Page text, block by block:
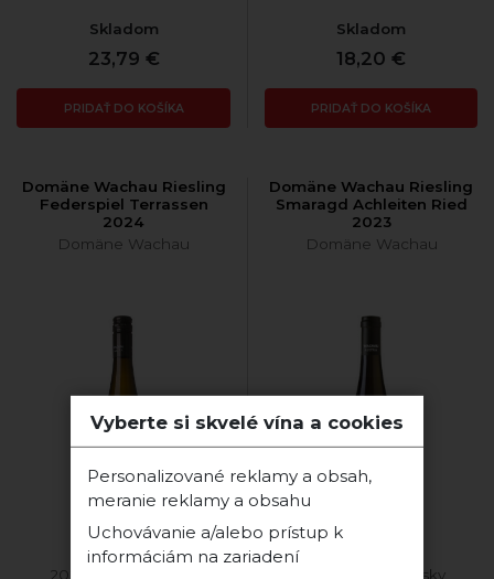
Skladom
23,79 €
PRIDAŤ DO KOŠÍKA
Skladom
18,20 €
PRIDAŤ DO KOŠÍKA
Domäne Wachau Riesling
Federspiel Terrassen
2024
Domäne Wachau
2024 Rizling Rýnsky
Domäne Wachau Riesling
Smaragd Achleiten Ried
2023
Domäne Wachau
2023 Rizling Rýnsky
Vyberte si skvelé vína a cookies
Personalizované reklamy a obsah,
meranie reklamy a obsahu
Uchovávanie a/alebo prístup k
informáciám na zariadení